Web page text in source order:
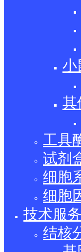
小
其
工具
试剂
细胞
细胞
技术服务
结核